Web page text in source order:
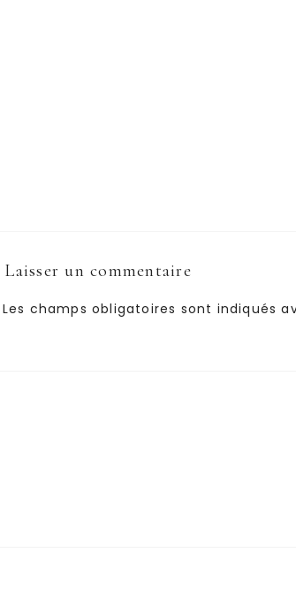
Laisser un commentaire
Les champs obligatoires sont indiqués